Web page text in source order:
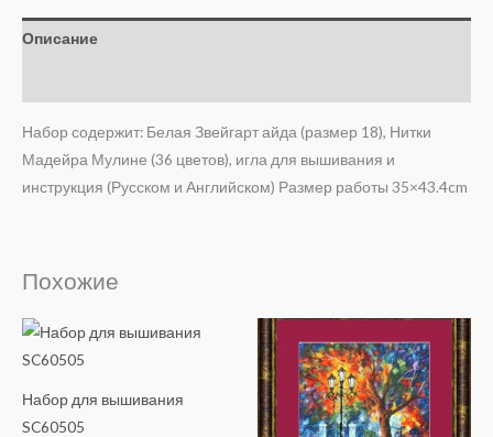
Описание
Набор содержит: Белая Звейгарт айда (размер 18), Нитки
Мадейра Мулине (36 цветов), игла для вышивания и
инструкция (Русском и Английском) Размер работы 35×43.4cm
Похожие
Набор для вышивания
SC60505